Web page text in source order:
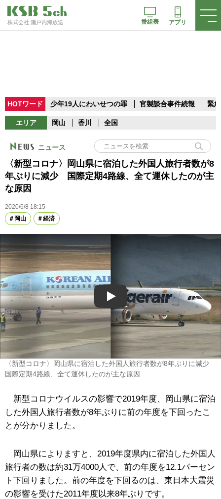
株式会社 瀬戸内海放送 番組表 アプリ
HOTワード 少年19人にわいせつの罪 官製談合事件続報 緊
エリア 岡山 香川 全国
ニュース
〈新型コロナ〉岡山県に宿泊した外国人旅行者数が8
年ぶりに減少 国際定期4路線、全て運休したのが主
な原因
2020/6/8 18:15
岡山
経済
Play
〈新型コロナ〉岡山県に宿泊した外国人旅行者数が8年ぶりに減少
国際定期4路線、全て運休したのが主な原因
新型コロナウイルスの影響で2019年度、岡山県に宿泊
した外国人旅行者数が8年ぶりに前の年度を下回ったこ
とが分かりました。
岡山県によりますと、2019年度県内に宿泊した外国人
旅行者の数は約31万4000人で、前の年度を12.1パーセン
ト下回りました。前の年度を下回るのは、東日本大震災
の影響を受けた2011年度以来8年ぶりです。